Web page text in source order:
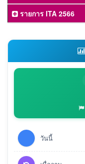
รายการ ITA 2566
วันนี้